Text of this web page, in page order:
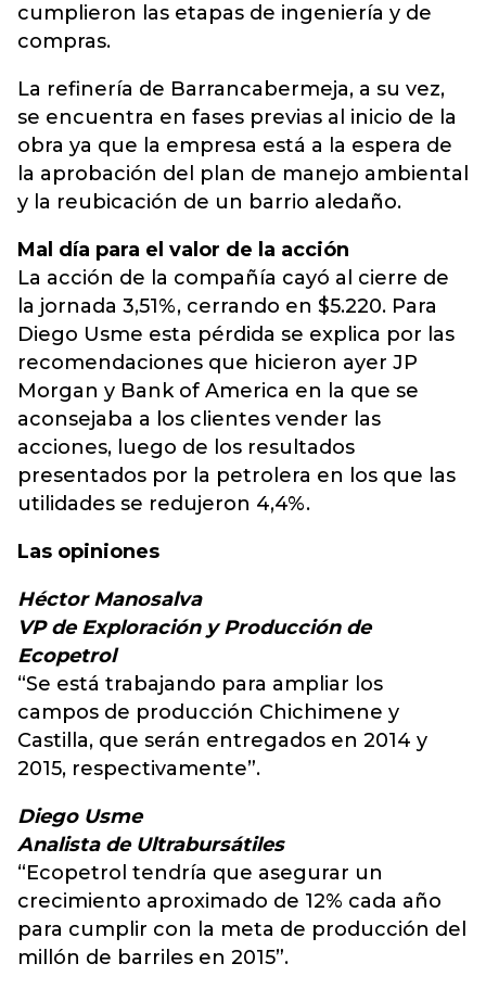
cumplieron las etapas de ingeniería y de
compras.
La refinería de Barrancabermeja, a su vez,
se encuentra en fases previas al inicio de la
obra ya que la empresa está a la espera de
la aprobación del plan de manejo ambiental
y la reubicación de un barrio aledaño.
Mal día para el valor de la acción
La acción de la compañía cayó al cierre de
la jornada 3,51%, cerrando en $5.220. Para
Diego Usme esta pérdida se explica por las
recomendaciones que hicieron ayer JP
Morgan y Bank of America en la que se
aconsejaba a los clientes vender las
acciones, luego de los resultados
presentados por la petrolera en los que las
utilidades se redujeron 4,4%.
Las opiniones
Héctor Manosalva
VP de Exploración y Producción de
Ecopetrol
“Se está trabajando para ampliar los
campos de producción Chichimene y
Castilla, que serán entregados en 2014 y
2015, respectivamente”.
Diego Usme
Analista de Ultrabursátiles
“Ecopetrol tendría que asegurar un
crecimiento aproximado de 12% cada año
para cumplir con la meta de producción del
millón de barriles en 2015”.